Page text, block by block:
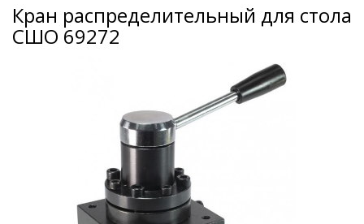
Кран распределительный для стола
СШО 69272